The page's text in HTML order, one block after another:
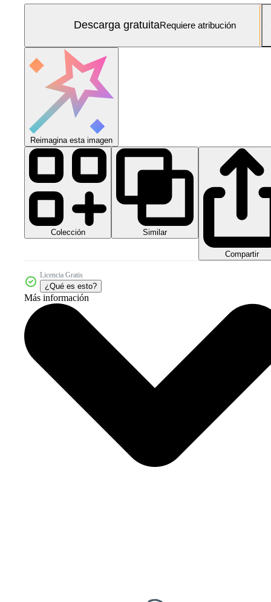
Descarga gratuitaRequiere atribución
Reimagina esta imagen
Colección Similar
Compartir
Licencia Gratis
¿Qué es esto?
Más información